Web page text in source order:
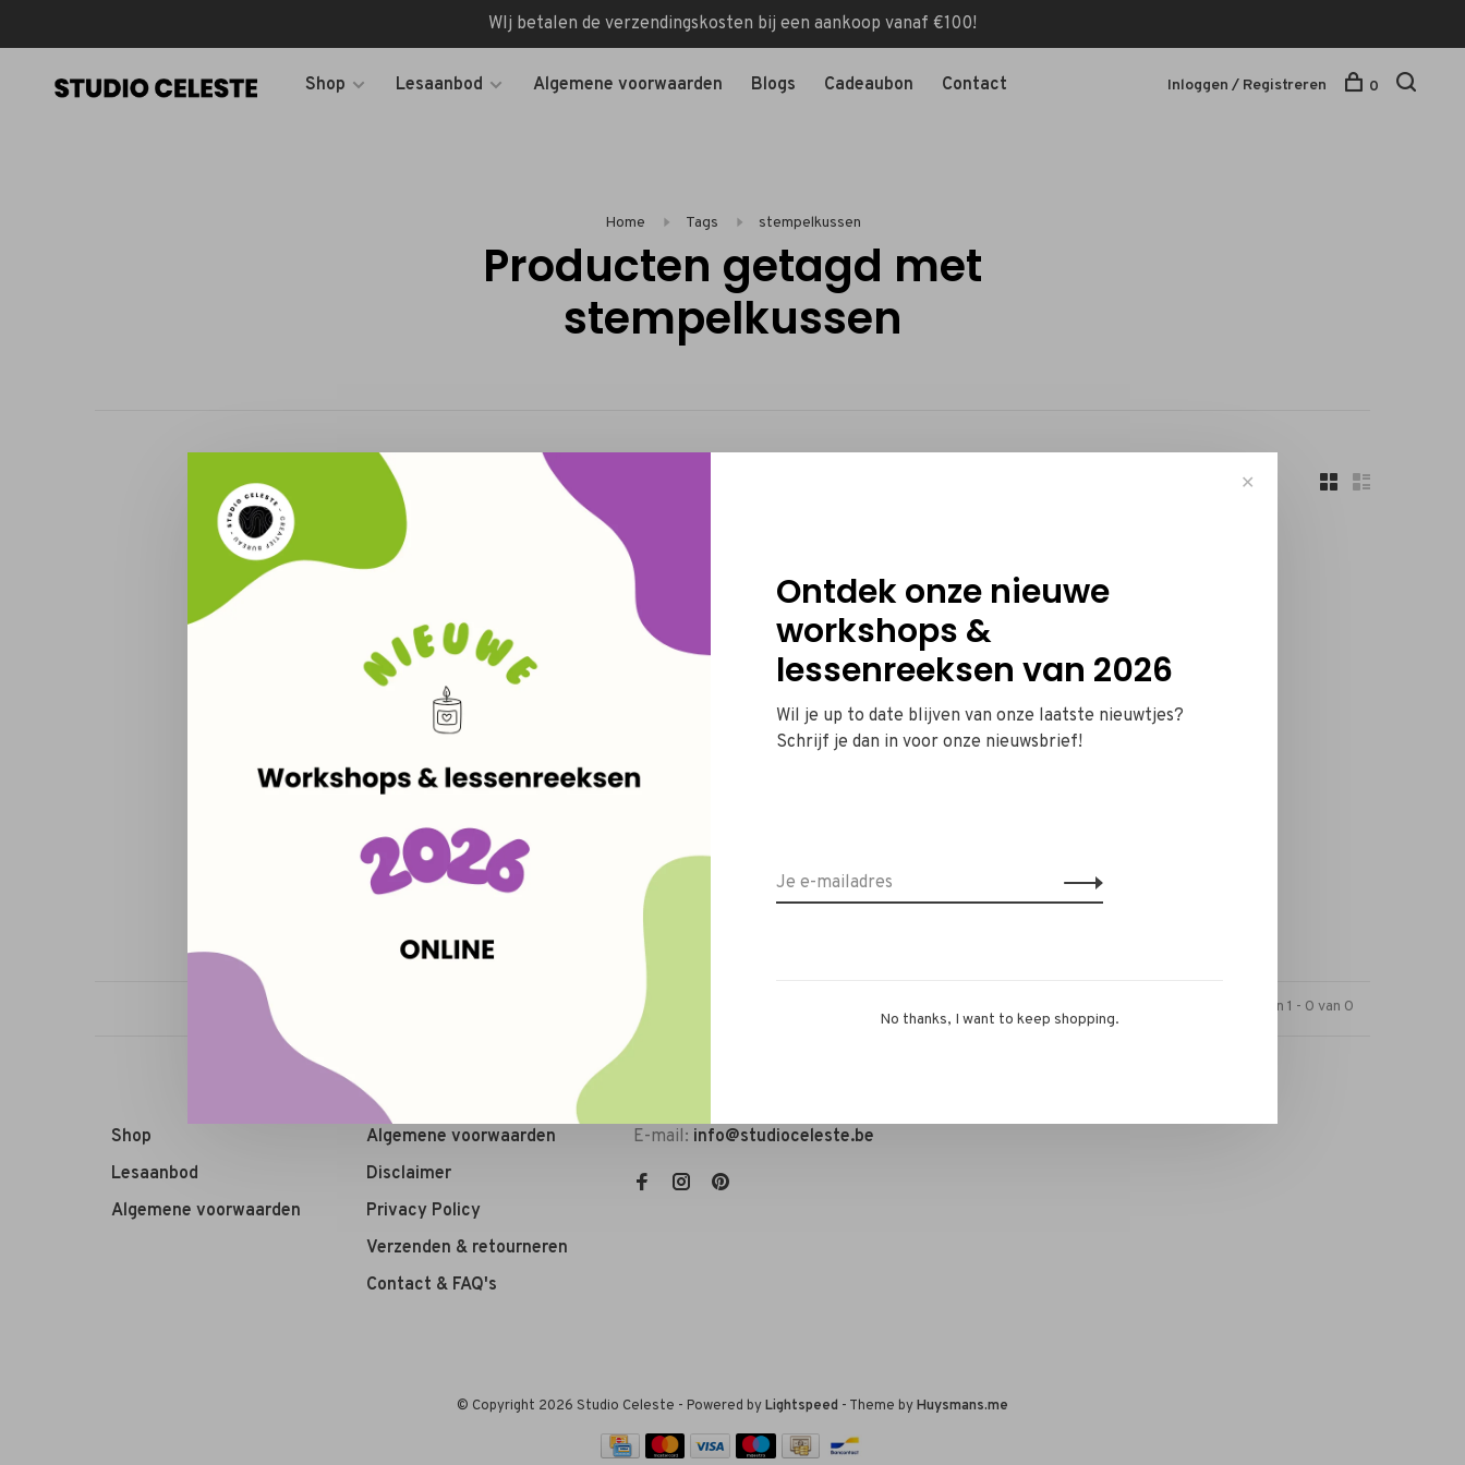
WIj betalen de verzendingskosten bij een aankoop vanaf €100!
Shop Lesaanbod Algemene voorwaarden Blogs Cadeaubon Contact Inloggen / Registreren 0
Home Tags stempelkussen
Producten getagd met
stempelkussen
Geen producten gevonden!...
Toon 1 - 0 van 0
Shop
Lesaanbod
Algemene voorwaarden
Algemene voorwaarden
Disclaimer
Privacy Policy
Verzenden & retourneren
Contact & FAQ's
E-mail: info@studioceleste.be
© Copyright 2026 Studio Celeste - Powered byLightspeed - Theme byHuysmans.me
✕
Ontdek onze nieuwe
workshops &
lessenreeksen van 2026
Wil je up to date blijven van onze laatste nieuwtjes?
Schrijf je dan in voor onze nieuwsbrief!
No thanks, I want to keep shopping.